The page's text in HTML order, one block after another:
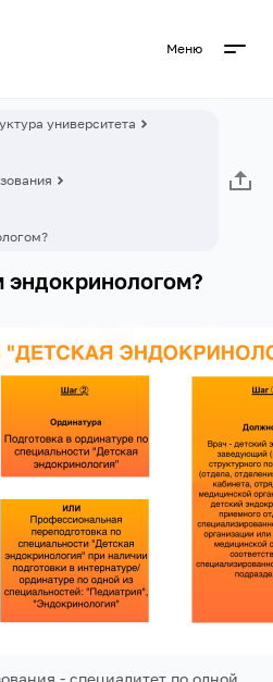
Меню
университета
эндокринологом?
- специалитет по одной